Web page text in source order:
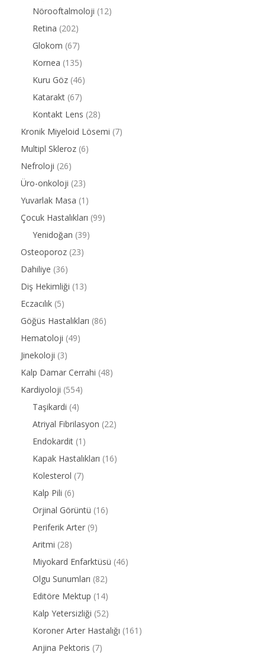
Nörooftalmoloji (12)
Retina (202)
Glokom (67)
Kornea (135)
Kuru Göz (46)
Katarakt (67)
Kontakt Lens (28)
Kronik Miyeloid Lösemi (7)
Multipl Skleroz (6)
Nefroloji (26)
Üro-onkoloji (23)
Yuvarlak Masa (1)
Çocuk Hastalıkları (99)
Yenidoğan (39)
Osteoporoz (23)
Dahiliye (36)
Diş Hekimliği (13)
Eczacılık (5)
Göğüs Hastalıkları (86)
Hematoloji (49)
Jinekoloji (3)
Kalp Damar Cerrahi (48)
Kardiyoloji (554)
Taşikardi (4)
Atriyal Fibrilasyon (22)
Endokardit (1)
Kapak Hastalıkları (16)
Kolesterol (7)
Kalp Pili (6)
Orjinal Görüntü (16)
Periferik Arter (9)
Aritmi (28)
Miyokard Enfarktüsü (46)
Olgu Sunumları (82)
Editöre Mektup (14)
Kalp Yetersizliği (52)
Koroner Arter Hastalığı (161)
Anjina Pektoris (7)